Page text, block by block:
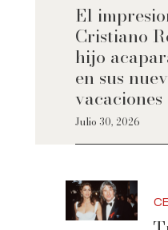
El
Cristiano
hijo
en sus
vacaciones
Julio 30, 2026